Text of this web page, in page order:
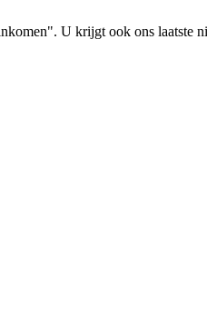
U krijgt ook ons laatste